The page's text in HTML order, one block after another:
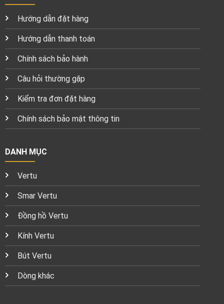
Hướng dẫn đặt hàng
Hướng dẫn thanh toán
Chính sách bảo hành
Câu hỏi thường gặp
Kiểm tra đơn đặt hàng
Chính sách bảo mật thông tin
DANH MỤC
Vertu
Smar Vertu
Đồng hồ Vertu
Kính Vertu
Bút Vertu
Dòng khác